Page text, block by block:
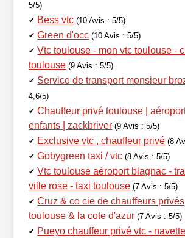
5/5)
✔ Bess vtc (10 Avis : 5/5)
✔ Green d'occ (10 Avis : 5/5)
✔ Vtc toulouse - mon vtc toulouse -
toulouse (9 Avis : 5/5)
✔ Service de transport monsieur
4,6/5)
✔ Chauffeur privé toulouse |
enfants | zackbriver (9 Avis : 5/5)
✔ Exclusive vtc , chauffeur privé (8
✔ Gobygreen taxi / vtc (8 Avis : 5/5)
✔ Vtc toulouse aéroport blagnac -
ville rose - taxi toulouse (7 Avis : 5/5)
✔ Cruz & co cie de chauffeurs
toulouse & la cote d'azur (7 Avis : 5/5)
✔ Pueyo chauffeur privé vtc -